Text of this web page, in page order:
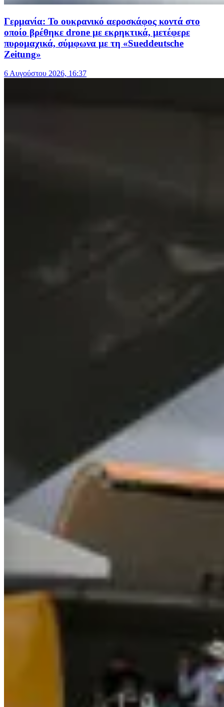
Γερμανία: Το ουκρανικό αεροσκάφος κοντά στο
οποίο βρέθηκε drone με εκρηκτικά, μετέφερε
πυρομαχικά, σύμφωνα με τη «Sueddeutsche
Zeitung»
6 Αυγούστου 2026, 16:37